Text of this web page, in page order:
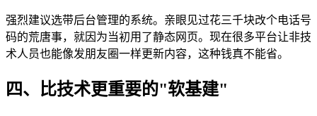
强烈建议选带后台管理的系统。亲眼见过花三千块改个电话号
码的荒唐事，就因为当初用了静态网页。现在很多平台让非技
术人员也能像发朋友圈一样更新内容，这种钱真不能省。
四、比技术更重要的"软基建"